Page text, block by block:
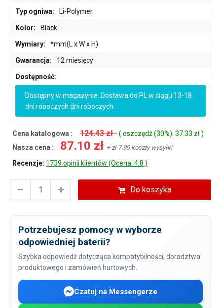
Typ ogniwa: Li-Polymer
Kolor: Black
Wymiary: *mm(L x W x H)
Gwarancja: 12 miesięcy
Dostępność:
Dostępny w magazynie. Dostawa do PL w ciągu 13-18
dni roboczych dni roboczych.
Cena katalogowa : 124.43 zł- ( oszczędź (30%): 37.33 zł )
Nasza cena :
87.10 zł + zł 7.99 koszty wysyłki
Recenzje: 1739 opinii klientów (Ocena: 4.8 )
Do koszyka
Potrzebujesz pomocy w wyborze
odpowiedniej baterii?
Szybka odpowiedź dotycząca kompatybilności, doradztwa
produktowego i zamówień hurtowych.
Czatuj na Messengerze